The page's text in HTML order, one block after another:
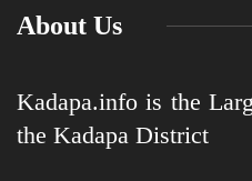
About Us
Kadapa.info is the
the Kadapa District